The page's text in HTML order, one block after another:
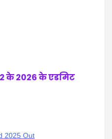
के 2026 के एडमिट